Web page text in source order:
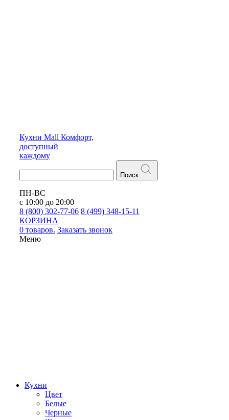
Кухни Mall Комфорт,
доступный
каждому
Поиск
ПН-ВС
с 10:00 до 20:00
8 (800) 302-77-06 8 (499) 348-15-11
КОРЗИНА
0 товаров. Заказать звонок
Меню
Кухни
Цвет
Белые
Черные